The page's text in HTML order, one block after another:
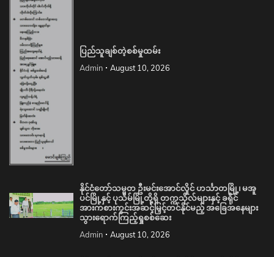
ပြည်သူချစ်တဲ့စစ်မှုထမ်း
Admin August 10, 2026
နိုင်ငံတော်သမ္မတ ဦးမင်းအောင်လှိုင် ဟင်္သာတမြို့၊ မအူ
ပင်မြို့နှင့် ပုသိမ်မြို့တို့ရှိ တက္ကသိုလ်များနှင့် ခရိုင်
အားကစားကွင်းအဆင့်မြှင့်တင်နိုင်မည့် အခြေအနေများ
သွားရောက်ကြည့်ရှုစစ်ဆေး
Admin August 10, 2026